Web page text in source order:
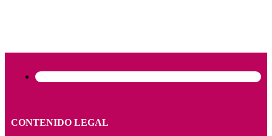
CONTENIDO LEGAL